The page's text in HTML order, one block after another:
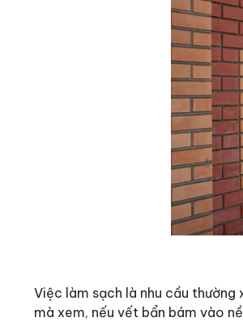
Việc làm sạch là nhu cầu thường
mà xem, nếu vết bẩn bám vào